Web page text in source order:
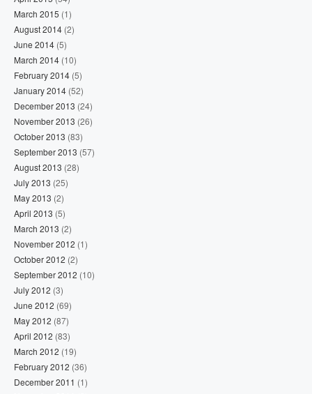
March 2015 (1)
August 2014 (2)
June 2014 (5)
March 2014 (10)
February 2014 (5)
January 2014 (52)
December 2013 (24)
November 2013 (26)
October 2013 (83)
September 2013 (57)
August 2013 (28)
July 2013 (25)
May 2013 (2)
April 2013 (5)
March 2013 (2)
November 2012 (1)
October 2012 (2)
September 2012 (10)
July 2012 (3)
June 2012 (69)
May 2012 (87)
April 2012 (83)
March 2012 (19)
February 2012 (36)
December 2011 (1)